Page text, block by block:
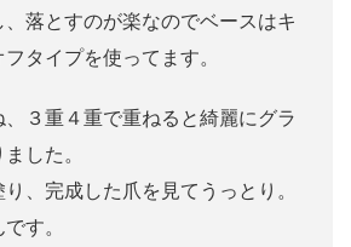
、落とすのが楽なのでベースはキ
タイプを使ってます。
３重４重で重ねると綺麗にグラ
した。
、完成した爪を見てうっとり。
す。